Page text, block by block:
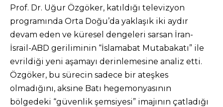
Prof. Dr. Uğur Özgöker, katıldığı televizyon
programında Orta Doğu’da yaklaşık iki aydır
devam eden ve küresel dengeleri sarsan İran-
İsrail-ABD geriliminin “İslamabat Mutabakatı” ile
evrildiği yeni aşamayı derinlemesine analiz etti.
Özgöker, bu sürecin sadece bir ateşkes
olmadığını, aksine Batı hegemonyasının
bölgedeki “güvenlik şemsiyesi” imajının çatladığı